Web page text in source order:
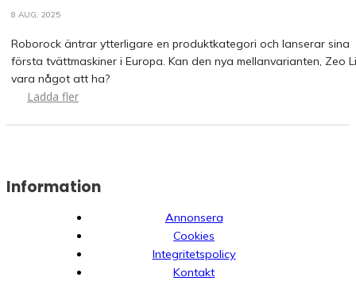
8 AUG, 2025
Roborock äntrar ytterligare en produktkategori och lanserar sina
första tvättmaskiner i Europa. Kan den nya mellanvarianten, Zeo
vara något att ha?
Ladda fler
Information
Annonsera
Cookies
Integritetspolicy
Kontakt